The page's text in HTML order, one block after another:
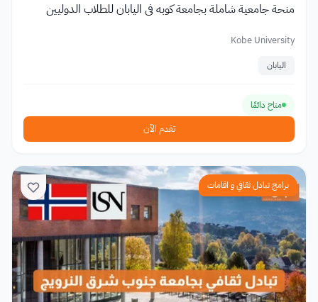
منحة جامعية شاملة بجامعة كوبه في اليابان للطلاب الدوليين
Kobe University
اليابان
متاح دائمًا
تقدم الآن
برامج تبادل ثقافي و اقامات